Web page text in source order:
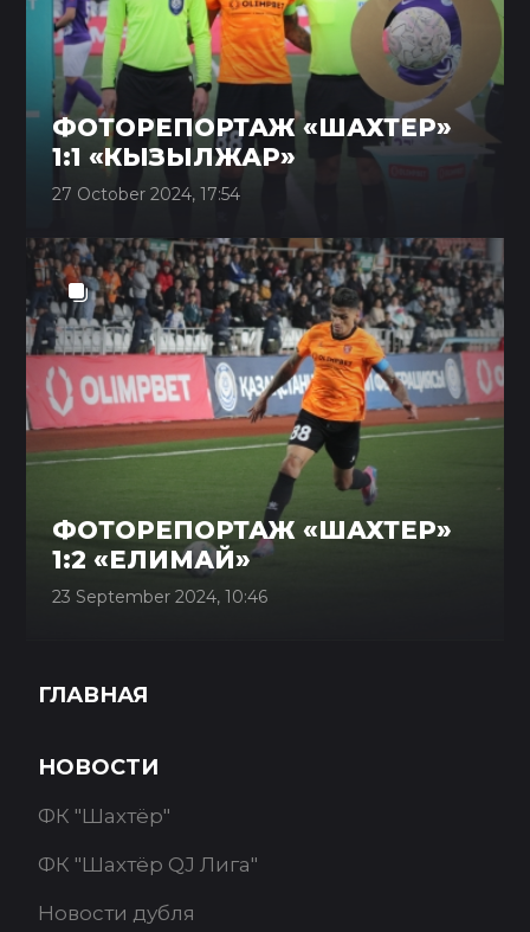
ФОТОРЕПОРТАЖ «ШАХТЕР»
1:1 «КЫЗЫЛЖАР»
27 October 2024, 17:54
ФОТОРЕПОРТАЖ «ШАХТЕР»
1:2 «ЕЛИМАЙ»
23 September 2024, 10:46
ГЛАВНАЯ
НОВОСТИ
ФК "Шахтёр"
ФК "Шахтёр QJ Лига"
Новости дубля